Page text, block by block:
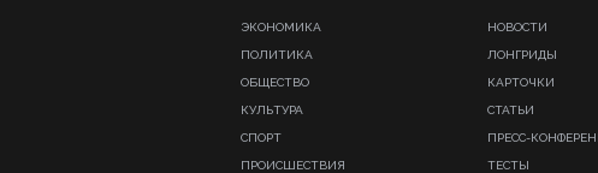
ЭКОНОМИКА
ПОЛИТИКА
ОБЩЕСТВО
КУЛЬТУРА
СПОРТ
ПРОИСШЕСТВИЯ
НОВОСТИ
ЛОНГРИДЫ
КАРТОЧКИ
СТАТЬИ
ПРЕСС-
ТЕСТЫ